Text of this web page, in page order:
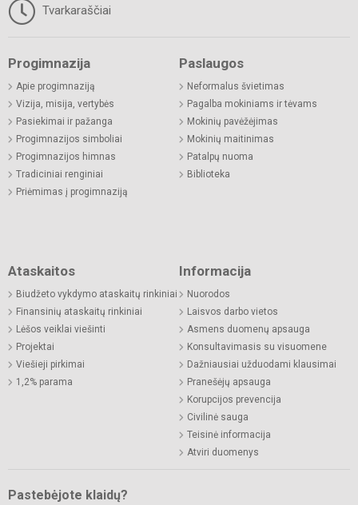
Tvarkaraščiai
Progimnazija
Apie progimnaziją
Vizija, misija, vertybės
Pasiekimai ir pažanga
Progimnazijos simboliai
Progimnazijos himnas
Tradiciniai renginiai
Priėmimas į progimnaziją
Paslaugos
Neformalus švietimas
Pagalba mokiniams ir tėvams
Mokinių pavėžėjimas
Mokinių maitinimas
Patalpų nuoma
Biblioteka
Ataskaitos
Biudžeto vykdymo ataskaitų rinkiniai
Finansinių ataskaitų rinkiniai
Lėšos veiklai viešinti
Projektai
Viešieji pirkimai
1,2% parama
Informacija
Nuorodos
Laisvos darbo vietos
Asmens duomenų apsauga
Konsultavimasis su visuomene
Dažniausiai užduodami klausimai
Pranešėjų apsauga
Korupcijos prevencija
Civilinė sauga
Teisinė informacija
Atviri duomenys
Pastebėjote klaidų?